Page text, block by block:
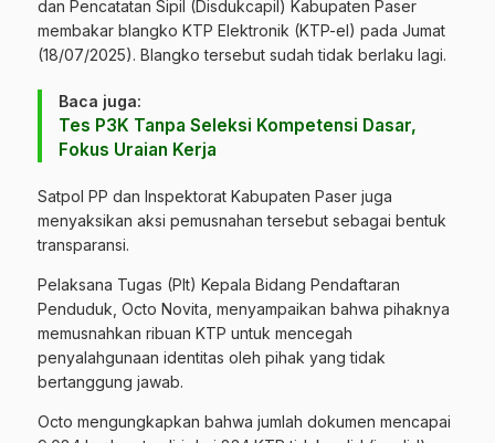
dan Pencatatan Sipil (Disdukcapil) Kabupaten Paser
membakar blangko KTP Elektronik (KTP-el) pada Jumat
(18/07/2025). Blangko tersebut sudah tidak berlaku lagi.
Baca juga:
Tes P3K Tanpa Seleksi Kompetensi Dasar,
Fokus Uraian Kerja
Satpol PP dan Inspektorat Kabupaten Paser juga
menyaksikan aksi pemusnahan tersebut sebagai bentuk
transparansi.
Pelaksana Tugas (Plt) Kepala Bidang Pendaftaran
Penduduk, Octo Novita, menyampaikan bahwa pihaknya
memusnahkan ribuan KTP untuk mencegah
penyalahgunaan identitas oleh pihak yang tidak
bertanggung jawab.
Octo mengungkapkan bahwa jumlah dokumen mencapai